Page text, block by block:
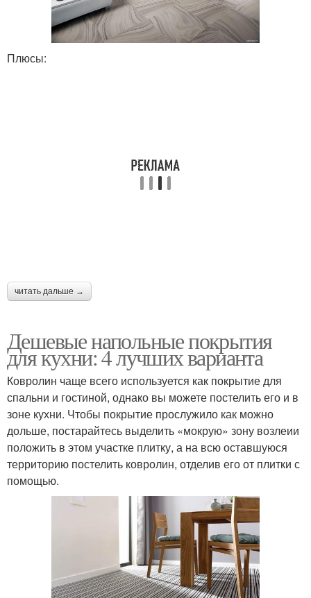
Плюсы:
читать дальше →
Дешевые напольные покрытия
для кухни: 4 лучших варианта
Ковролин чаще всего используется как покрытие для
спальни и гостиной, однако вы можете постелить его и в
зоне кухни. Чтобы покрытие прослужило как можно
дольше, постарайтесь выделить «мокрую» зону возлеии
положить в этом участке плитку, а на всю оставшуюся
территорию постелить ковролин, отделив его от плитки с
помощью.